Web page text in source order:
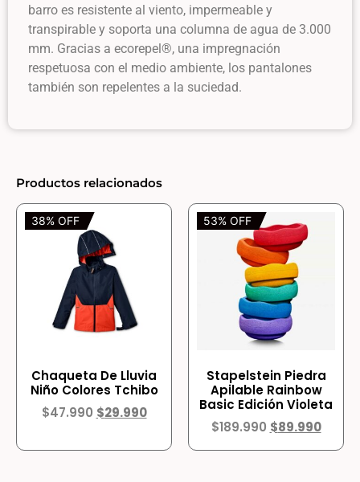
barro es resistente al viento, impermeable y
transpirable y soporta una columna de agua de 3.000
mm. Gracias a ecorepel®, una impregnación
respetuosa con el medio ambiente, los pantalones
también son repelentes a la suciedad.
Productos relacionados
38% OFF
Chaqueta De Lluvia
Niño Colores Tchibo
$47.990 $29.990
53% OFF
Stapelstein Piedra
Apilable Rainbow
Basic Edición Violeta
$189.990 $89.990